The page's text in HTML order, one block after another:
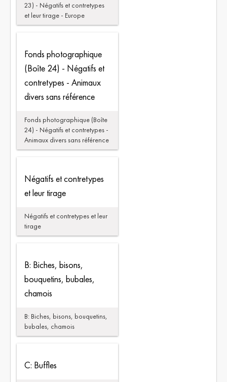
23) - Négatifs et contretypes
et leur tirage - Europe
Fonds photographique
(Boîte 24) - Négatifs et
contretypes - Animaux
divers sans référence
Fonds photographique (Boîte
24) - Négatifs et contretypes -
Animaux divers sans référence
Négatifs et contretypes
et leur tirage
Négatifs et contretypes et leur
tirage
B: Biches, bisons,
bouquetins, bubales,
chamois
B: Biches, bisons, bouquetins,
bubales, chamois
C: Buffles